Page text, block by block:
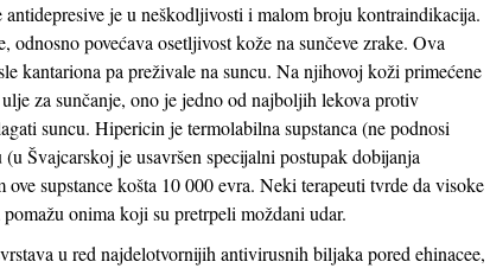
je u neškodljivosti i malom broju kontraindikacija.
povećava osetljivost kože na sunčeve zrake. Ova
kantariona pa preživale na suncu. Na njihovoj koži primećene
za sunčanje, ono je jedno od najboljih lekova protiv
suncu. Hipericin je termolabilna supstanca (ne podnosi
Švajcarskoj je usavršen specijalni postupak dobijanja
supstance košta 10 000 evra. Neki terapeuti tvrde da visoke
onima koji su pretrpeli moždani udar.
u red najdelotvornijih antivirusnih biljaka pored ehinacee,